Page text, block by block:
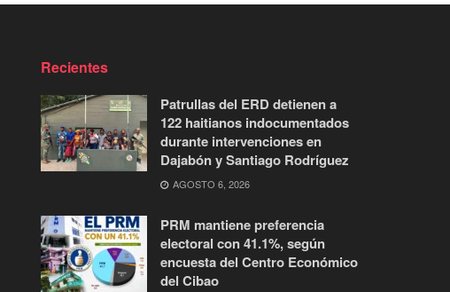
Recientes
Patrullas del ERD detienen a
122 haitianos indocumentados
durante intervenciones en
Dajabón y Santiago Rodríguez
AGOSTO 6, 2026
PRM mantiene preferencia
electoral con 41.1%, según
encuesta del Centro Económico
del Cibao